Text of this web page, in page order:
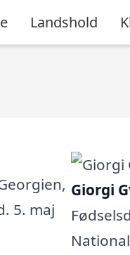
Landshold
5. maj
Giorgi